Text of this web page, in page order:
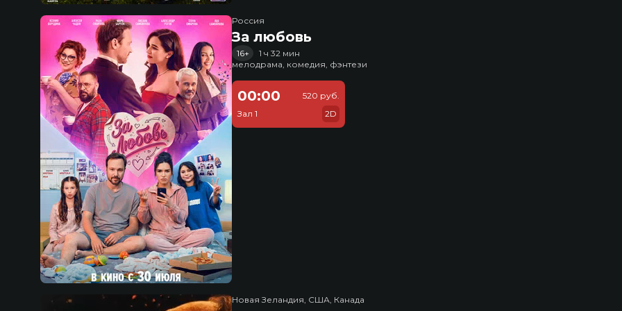
Россия
За любовь
16+
1 ч 32 мин
мелодрама, комедия, фэнтези
00:00
Зал 1
520 руб.
2D
Новая Зеландия, США, Канада